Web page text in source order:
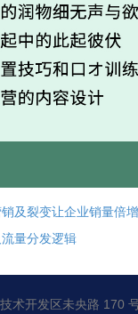
销及裂变让企业销量倍增
量分发逻辑
术开发区未央路 170